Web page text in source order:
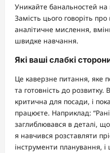
Уникайте банальностей на
Замість цього говоріть
аналітичне мислення,
швидке навчання.
Які ваші слабкі
Це каверзне питання, яке
та готовність до розвитку.
критична для посади, і
працюєте. Наприклад:
заглиблювався в деталі,
я навчився розставляти
інструменти планування,